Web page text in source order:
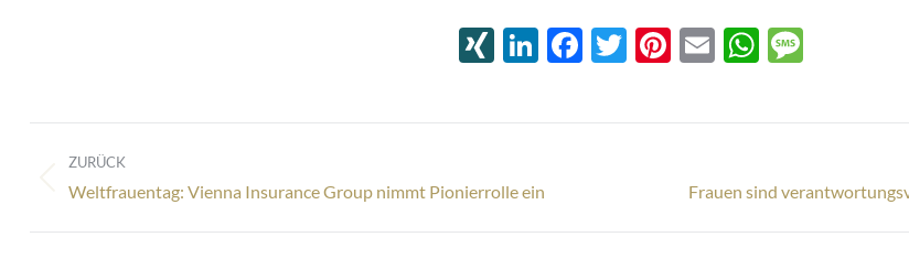
XINGLinkedIn
Facebook
Twitter
Pinterest
EmailWhatsApp
ZURÜCK
Vorheriger
Weltfrauentag: Vienna Insurance Group nimmt Pionierrolle ein
Nächster
Frauen sind